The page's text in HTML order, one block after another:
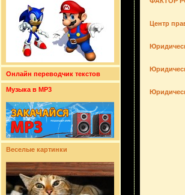
Онлайн переводчик текстов
Музыка в MP3
Веселые картинки
Центр